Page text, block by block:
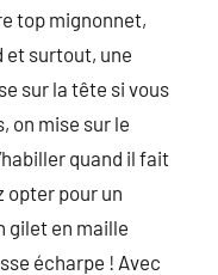
top mignonnet,
et surtout, une
sur la tête si vous
on mise sur le
quand il fait
opter pour un
gilet en maille
écharpe ! Avec